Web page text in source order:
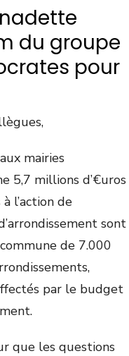
du groupe
pour
mairies
5,7 millions d’€uros
l’action de
sont
de 7.000
par le budget
que les questions